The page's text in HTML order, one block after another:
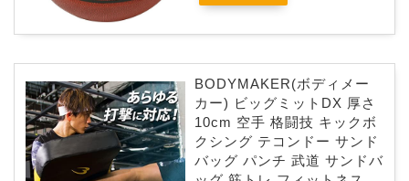
BODYMAKER(ボディメー
カー) ビッグミットDX 厚さ
10cm 空手 格闘技 キックボ
クシング テコンドー サンド
バッグ パンチ 武道 サンドバ